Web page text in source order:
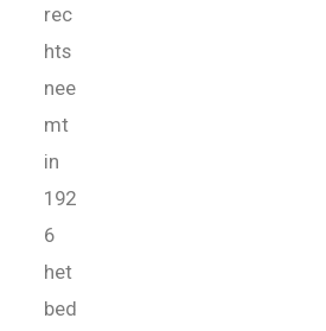
rec
hts
nee
mt
in
192
6
het
bed